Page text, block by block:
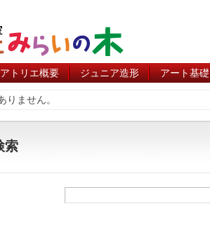
アトリエ概要 ジュニア造形 アート基礎
りません。
索